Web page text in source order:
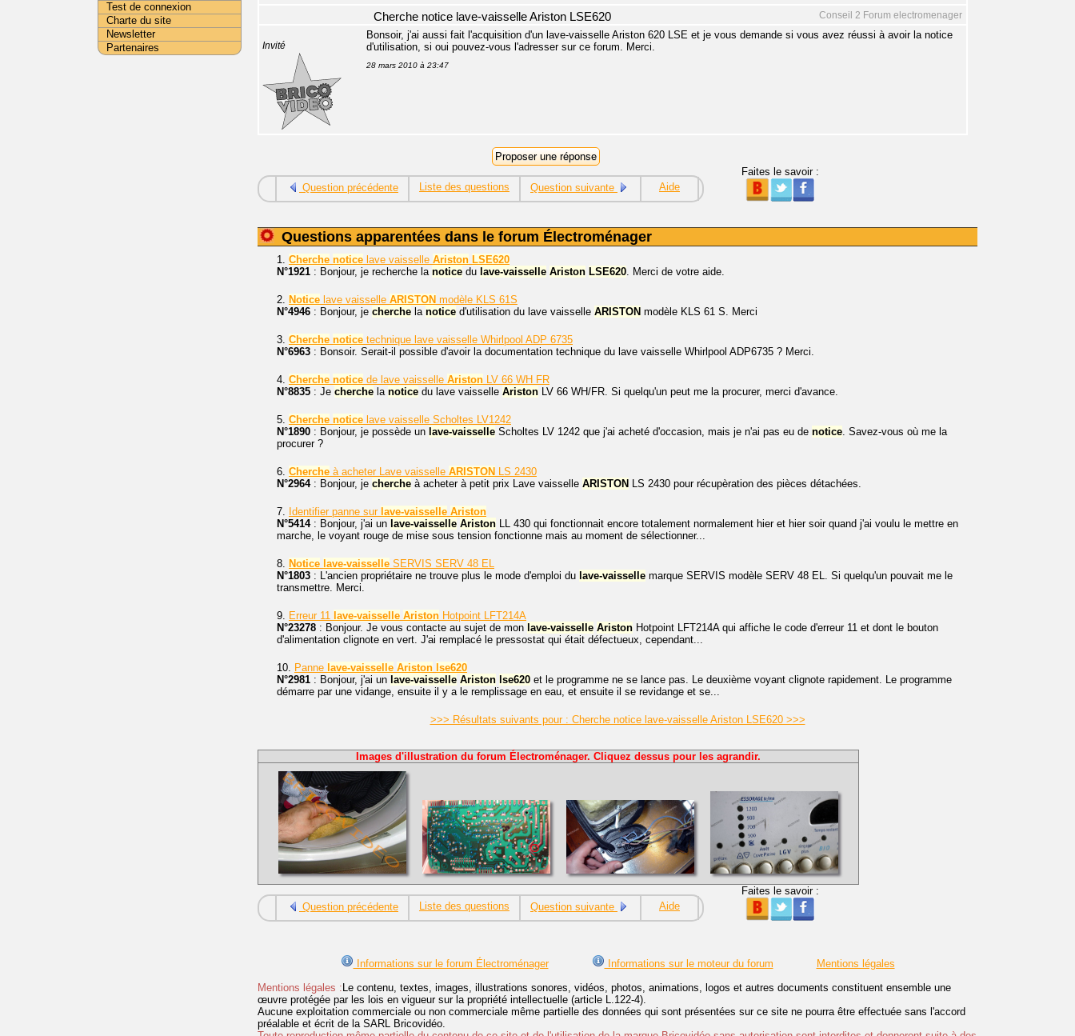
Conseil 2 Forum electromenager
Cherche notice lave-vaisselle Ariston LSE620
Invité
Bonsoir, j'ai aussi fait l'acquisition d'un lave-vaisselle Ariston 620 LSE et je vous demande si vous avez réussi à avoir la notice
d'utilisation, si oui pouvez-vous l'adresser sur ce forum. Merci.
28 mars 2010 à 23:47
Question précédente Liste des questions Question suivante Aide
Faites le savoir :
Questions apparentées dans le forum Électroménager
1. Cherche notice lave vaisselle Ariston LSE620
N°1921 : Bonjour, je recherche la notice du lave-vaisselle Ariston LSE620. Merci de votre aide.
2. Notice lave vaisselle ARISTON modèle KLS 61S
N°4946 : Bonjour, je cherche la notice d'utilisation du lave vaisselle ARISTON modèle KLS 61 S. Merci
3. Cherche notice technique lave vaisselle Whirlpool ADP 6735
N°6963 : Bonsoir. Serait-il possible d'avoir la documentation technique du lave vaisselle Whirlpool ADP6735 ? Merci.
4. Cherche notice de lave vaisselle Ariston LV 66 WH FR
N°8835 : Je cherche la notice du lave vaisselle Ariston LV 66 WH/FR. Si quelqu'un peut me la procurer, merci d'avance.
5. Cherche notice lave vaisselle Scholtes LV1242
N°1890 : Bonjour, je possède un lave-vaisselle Scholtes LV 1242 que j'ai acheté d'occasion, mais je n'ai pas eu de notice. Savez-vous où me la
procurer ?
6. Cherche à acheter Lave vaisselle ARISTON LS 2430
N°2964: Bonjour, je cherche à acheter à petit prix Lave vaisselle ARISTON LS 2430 pour récupèration des pièces détachées.
7. Identifier panne sur lave-vaisselle Ariston
N°5414: Bonjour, j'ai un lave-vaisselle Ariston LL 430 qui fonctionnait encore totalement normalement hier et hier soir quand j'ai voulu le mettre en
marche, le voyant rouge de mise sous tension fonctionne mais au moment de sélectionner...
8. Notice lave-vaisselle SERVIS SERV 48 EL
N°1803 : L'ancien propriétaire ne trouve plus le mode d'emploi du lave-vaisselle marque SERVIS modèle SERV 48 EL. Si quelqu'un pouvait me le
transmettre. Merci.
9. Erreur 11 lave-vaisselle Ariston Hotpoint LFT214A
N°23278 : Bonjour. Je vous contacte au sujet de mon lave-vaisselle Ariston Hotpoint LFT214A qui affiche le code d'erreur 11 et dont le bouton
d'alimentation clignote en vert. J'ai remplacé le pressostat qui était défectueux, cependant...
10. Panne lave-vaisselle Ariston lse620
N°2981 : Bonjour, j'ai un lave-vaisselle Ariston lse620 et le programme ne se lance pas. Le deuxième voyant clignote rapidement. Le programme
démarre par une vidange, ensuite il y a le remplissage en eau, et ensuite il se revidange et se...
>>> Résultats suivants pour : Cherche notice lave-vaisselle Ariston LSE620 >>>
Images d'illustration du forum Électroménager. Cliquez dessus pour les agrandir.
Question précédente Liste des questions Question suivante Aide
Faites le savoir :
Informations sur le forum Électroménager Informations sur le moteur du forum
Mentions légales
Mentions légales : Le contenu, textes, images, illustrations sonores, vidéos, photos, animations, logos et autres documents constituent ensemble une
œuvre protégée par les lois en vigueur sur la propriété intellectuelle (article L.122-4).
Aucune exploitation commerciale ou non commerciale même partielle des données qui sont présentées sur ce site ne pourra être effectuée sans l'accord
préalable et écrit de la SARL Bricovidéo.
Test de connexion
Charte du site
Newsletter
Partenaires